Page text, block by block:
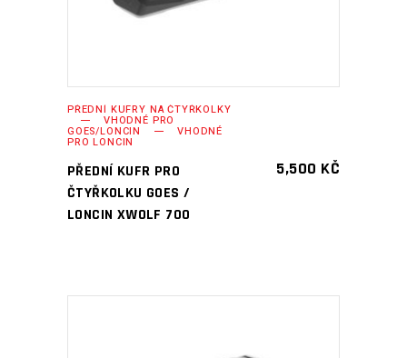
PŘEDNÍ KUFRY NA ČTYŘKOLKY
VHODNÉ PRO
GOES/LONCIN VHODNÉ
PRO LONCIN
PŘEDNÍ KUFR PRO
ČTYŘKOLKU GOES /
LONCIN XWOLF 700
5,500 KČ